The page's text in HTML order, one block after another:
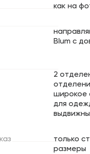
как на
Blum с
2
широкое
для
только
размеры